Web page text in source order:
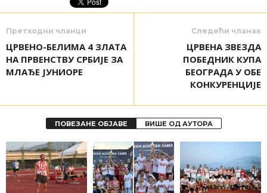
Претходни чланци
ЦРВЕНО-БЕЛИМА 4 ЗЛАТА
НА ПРВЕНСТВУ СРБИЈЕ ЗА
МЛАЂЕ ЈУНИОРЕ
Следећи чланак
ЦРВЕНА ЗВЕЗДА
ПОБЕДНИК КУПА
БЕОГРАДА У ОБЕ
КОНКУРЕНЦИЈЕ
ПОВЕЗАНЕ ОБЈАВЕ ВИШЕ ОД АУТОРА